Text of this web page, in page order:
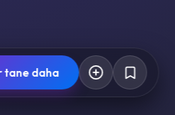
tane daha